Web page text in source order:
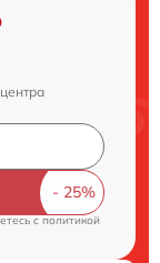
cполитикой